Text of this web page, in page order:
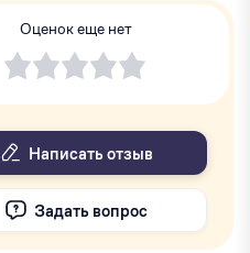
Оценок еще нет
Написать отзыв
Задать вопрос